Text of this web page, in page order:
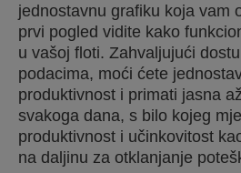
jednostavnu grafiku koja vam
prvi pogled vidite kako
u vašoj floti. Zahvaljujući
podacima, moći ćete
produktivnost i primati jasna
svakoga dana, s bilo kojeg
produktivnost i učinkovitost
na daljinu za otklanjanje